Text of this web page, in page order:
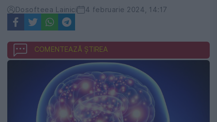
Dosofteea Lainici 4 februarie 2024, 14:17
COMENTEAZĂ ȘTIREA